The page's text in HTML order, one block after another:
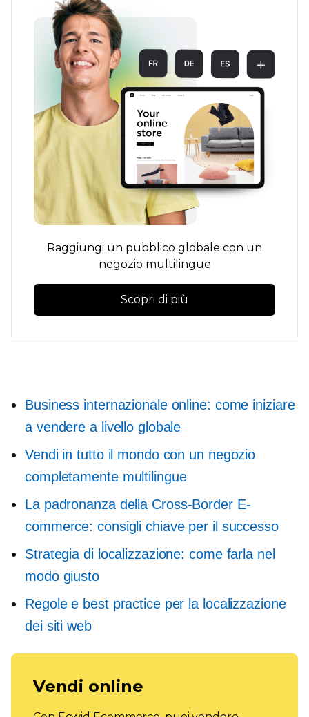
Raggiungi un pubblico globale con un
negozio multilingue
Scopri di più
Business internazionale online: come iniziare
a vendere a livello globale
Vendi in tutto il mondo con un negozio
completamente multilingue
La padronanza della Cross-BorderE-
commerce: consigli chiave per il successo
Strategia di localizzazione: come farla nel
modo giusto
Regole e best practice per la localizzazione
dei siti web
Vendi online